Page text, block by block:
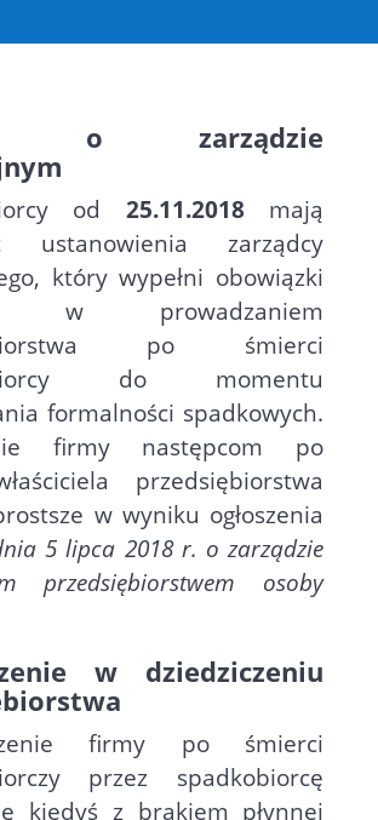
o zarządzie
od 25.11.2018mają
ustanowienia zarządcy
który wypełni obowiązki
w prowadzaniem
po śmierci
do momentu
formalności spadkowych.
firmy następcom po
przedsiębiorstwa
w wyniku ogłoszenia
5 lipca 2018 r. o zarządzie
przedsiębiorstwem osoby
w dziedziczeniu
firmy po śmierci
przez spadkobiorcę
kiedyś z brakiem płynnej